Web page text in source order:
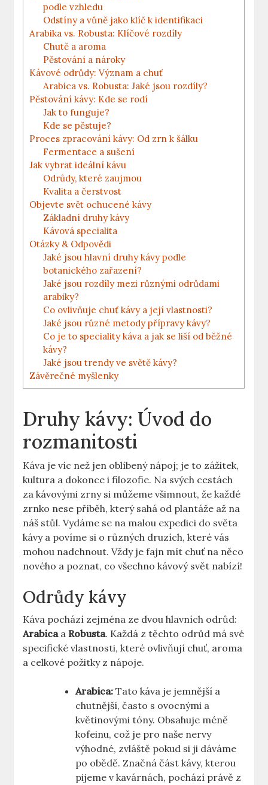
podle vzhledu
Odstíny a vůně jako klíč k identifikaci
Arabika vs. Robusta: Klíčové rozdíly
Chutě a aroma
Pěstování a nároky
Kávové odrůdy: Význam a chuť
Arabica vs. Robusta: Jaké jsou rozdíly?
Pěstování kávy: Kde se rodí
Jak to funguje?
Kde se pěstuje?
Proces zpracování kávy: Od zrn k šálku
Fermentace a sušení
Jak vybrat ideální kávu
Odrůdy, které zaujmou
Kvalita a čerstvost
Objevte svět ochucené kávy
Základní druhy kávy
Kávová specialita
Otázky & Odpovědi
Jaké jsou hlavní druhy kávy podle
botanického zařazení?
Jaké jsou rozdíly mezi různými odrůdami
arabiky?
Co ovlivňuje chuť kávy a její vlastnosti?
Jaké jsou různé metody přípravy kávy?
Co je to speciality káva a jak se liší od běžné
kávy?
Jaké jsou trendy ve světě kávy?
Závěrečné myšlenky
Druhy kávy: Úvod do
rozmanitosti
Káva je víc než jen oblíbený nápoj; je to zážitek,
kultura a dokonce i filozofie. Na svých cestách
za kávovými zrny si můžeme všimnout, že každé
zrnko nese příběh, který sahá od plantáže až na
náš stůl. Vydáme se na malou expedici do světa
kávy a povíme si o různých druzích, které vás
mohou nadchnout. Vždy je fajn mít chuť na něco
nového a poznat, co všechno kávový svět nabízí!
Odrůdy kávy
Káva pochází zejména ze dvou hlavních odrůd:
ArabicaaRobusta. Každá z těchto odrůd má své
specifické vlastnosti, které ovlivňují chuť, aroma
a celkové požitky z nápoje.
Arabica: Tato káva je jemnější a
chutnější, často s ovocnými a
květinovými tóny. Obsahuje méně
kofeinu, což je pro naše nervy
výhodné, zvláště pokud si ji dáváme
po obědě. Značná část kávy, kterou
pijeme v kavárnách, pochází právě z